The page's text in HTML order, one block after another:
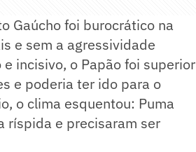
Gaúcho foi burocrático na
e sem a agressividade
incisivo, o Papão foi superior
e poderia ter ido para o
o clima esquentou: Puma
ríspida e precisaram ser